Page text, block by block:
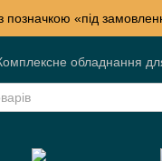
позначкою «під
обладнання
інформація
Блог